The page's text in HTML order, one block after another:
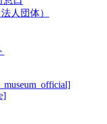
人団体）